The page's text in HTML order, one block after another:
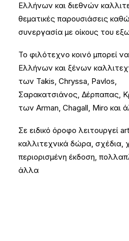
Ελλήνων και διεθνών
θεματικές παρουσιάσεις
συνεργασία με οίκους του
Το φιλότεχνο κοινό μπορεί
Ελλήνων και ξένων
των Takis, Chryssa, Pavlos,
Σαρακατσιάνος, Δέρπαπας,
των Arman, Chagall, Miro και
Σε ειδικό όροφο λειτουργεί
καλλιτεχνικά δώρα, σχέδια,
περιορισμένη έκδοση,
άλλα